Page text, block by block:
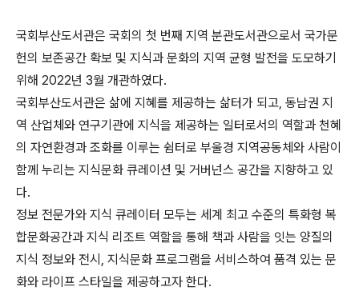
국회부산도서관은 국회의 첫 번째 지역 분관도서관으로서 국가문
헌의 보존공간 확보 및 지식과 문화의 지역 균형 발전을 도모하기
위해 2022년 3월 개관하였다.
국회부산도서관은 삶에 지혜를 제공하는 삶터가 되고, 동남권 지
역 산업체와 연구기관에 지식을 제공하는 일터로서의 역할과 천혜
의 자연환경과 조화를 이루는 쉼터로 부울경 지역공동체와 사람이
함께 누리는 지식문화 큐레이션 및 거버넌스 공간을 지향하고 있
다.
정보 전문가와 지식 큐레이터 모두는 세계 최고 수준의 특화형 복
합문화공간과 지식 리조트 역할을 통해 책과 사람을 잇는 양질의
지식 정보와 전시, 지식문화 프로그램을 서비스하여 품격 있는 문
화와 라이프 스타일을 제공하고자 한다.